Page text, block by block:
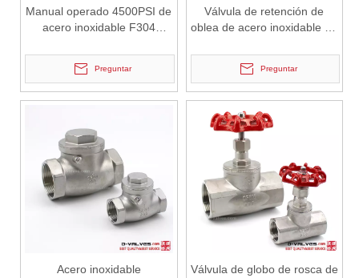
2026-07-02
J-VALVES Válvula de mariposa de brida triple excéntrica DN2800 PN10 WCB: ventajas, guía de selección y casos de proyectos exitosos
J-VALVES proporciona válvulas de mariposa de brida
Manual operado 4500PSI de
acero inoxidable F304
femenina
Preguntar
Válvula de retención de
oblea de acero inoxidable de
disco
Preguntar
Acero inoxidable
Válvula de globo de rosca de